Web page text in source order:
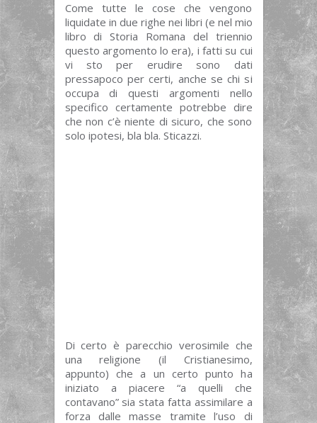
Come tutte le cose che vengono
liquidate in due righe nei libri (e nel mio
libro di Storia Romana del triennio
questo argomento lo era), i fatti su cui
vi sto per erudire sono dati
pressapoco per certi, anche se chi si
occupa di questi argomenti nello
specifico certamente potrebbe dire
che non c’è niente di sicuro, che sono
solo ipotesi, bla bla. Sticazzi.
Di certo è parecchio verosimile che
una religione (il Cristianesimo,
appunto) che a un certo punto ha
iniziato a piacere “a quelli che
contavano” sia stata fatta assimilare a
forza dalle masse tramite l’uso di